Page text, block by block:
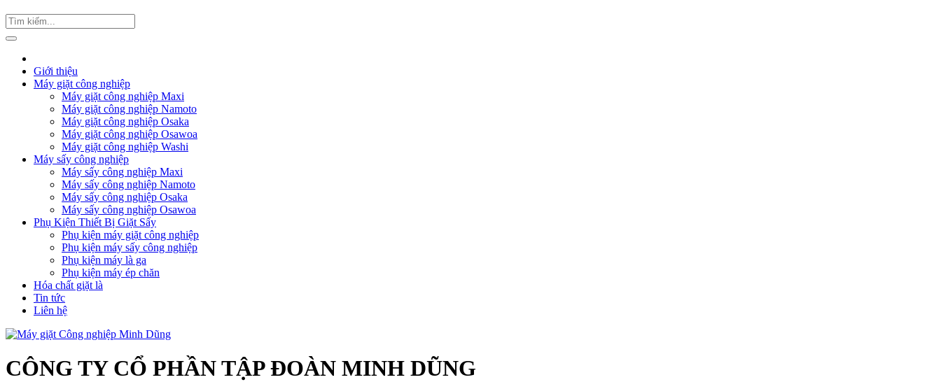
Giới thiệu
Máy giặt công nghiệp
Máy giặt công nghiệp Maxi
Máy giặt công nghiệp Namoto
Máy giặt công nghiệp Osaka
Máy giặt công nghiệp Osawoa
Máy giặt công nghiệp Washi
Máy sấy công nghiệp
Máy sấy công nghiệp Maxi
Máy sấy công nghiệp Namoto
Máy sấy công nghiệp Osaka
Máy sấy công nghiệp Osawoa
Phụ Kiện Thiết Bị Giặt Sấy
Phụ kiện máy giặt công nghiệp
Phụ kiện máy sấy công nghiệp
Phụ kiện máy là ga
Phụ kiện máy ép chăn
Hóa chất giặt là
Tin tức
Liên hệ
CÔNG TY CỔ PHẦN TẬP ĐOÀN MINH DŨNG